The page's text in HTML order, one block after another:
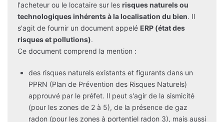
l'acheteur ou le locataire sur les risques naturels ou
technologiques inhérents à la localisation du bien. Il
s'agit de fournir un document appelé ERP (état des
risques et pollutions).
Ce document comprend la mention :
des risques naturels existants et figurants dans un
PPRN (Plan de Prévention des Risques Naturels)
approuvé par le préfet. Il peut s'agir de la sismicité
(pour les zones de 2 à 5), de la présence de gaz
radon (pour les zones à portentiel radon 3), mais aussi